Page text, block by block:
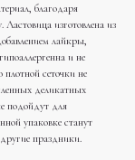
благодаря
изготовлена из
лайкры,
и не
сеточки не
деликатных
подойдут для
упаковке станут
праздники.